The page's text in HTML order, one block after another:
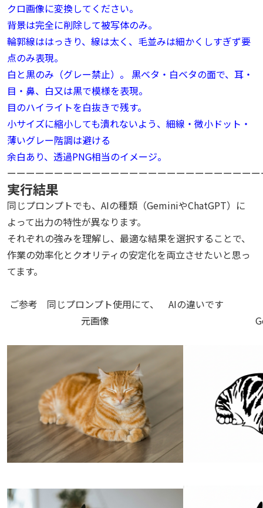
クロ画像に変換してください。
背景は完全に削除して被写体のみ。
輪郭線ははっきり、線は太く、毛並みは細かくしすぎず要
点のみ表現。
白と黒のみ（グレー禁止）。 黒ベタ・白ベタの面で、耳・
目・鼻、白又は黒で模様を表現。
目のハイライトを白抜きで残す。
小サイズに縮小しても潰れないよう、細線・微小ドット・
薄いグレー階調は避ける
余白あり、透過PNG相当のイメージ。
ーーーーーーーーーーーーーーーーーーーーーーーーーー
実行結果
同じプロンプトでも、AIの種類（GeminiやChatGPT）に
よって出力の特性が異なります。
それぞれの強みを理解し、最適な結果を選択することで、
作業の効率化とクオリティの安定化を両立させたいと思っ
てます。
ご参考 同じプロンプト使用にて、 AIの違いです
元画像